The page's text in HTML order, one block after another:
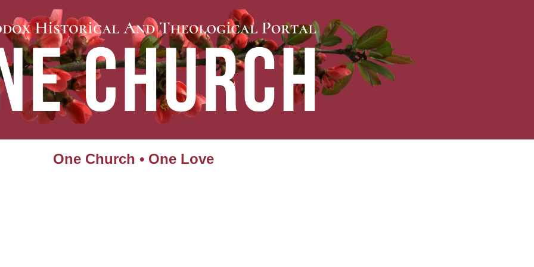
One Church • One Love